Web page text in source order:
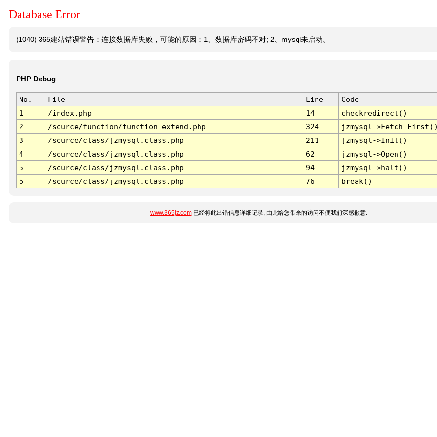
Database Error
(1040) 365建站错误警告：连接数据库失败，可能的原因：1、数据库密码不对; 2、mysql未启动。
PHP Debug
No. File Line
Code
1
/index.php 14
checkredirect()
2
/source/function/function_extend.php 324
jzmysql-
3
/source/class/jzmysql.class.php 211
jzmysql->Init()
4
/source/class/jzmysql.class.php 62
jzmysql->Open()
5
/source/class/jzmysql.class.php 94
jzmysql->halt()
6
/source/class/jzmysql.class.php 76 break()
www.365jz.com已经将此出错信息详细记录, 由此给您带来的访问不便我们深感歉意.